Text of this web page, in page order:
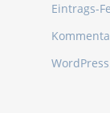
Eintrags-